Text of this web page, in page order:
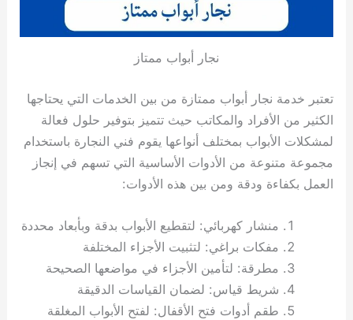
نجار أبواب ممتاز
تعتبر خدمة نجار أبواب ممتازة من بين الخدمات التي يحتاجها
الكثير من الأفراد والمكاتب حيث تتميز بتوفير حلول فعالة
لمشكلات الأبواب بمختلف أنواعها يقوم فني النجارة باستخدام
مجموعة متنوعة من الأدوات الأساسية التي تسهم في إنجاز
العمل بكفاءة ودقة ومن بين هذه الأدوات:
منشار كهربائي: لتقطيع الأبواب بدقة وبأبعاد محددة
مفكات براغي: لتثبيت الأجزاء المختلفة
مطرقة: لتأمين الأجزاء في مواضعها الصحيحة
شريط قياس: لضمان القياسات الدقيقة
طقم أدوات فتح الأقفال: لفتح الأبواب المغلقة